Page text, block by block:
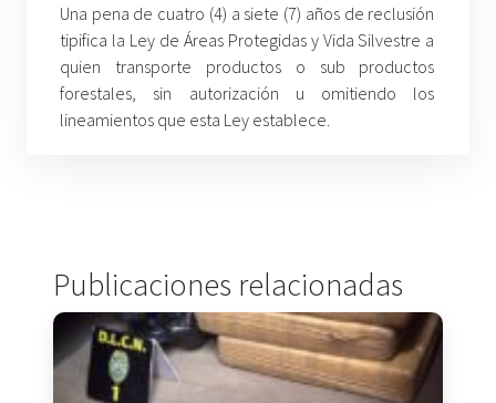
Una pena de cuatro (4) a siete (7) años de reclusión
tipifica la Ley de Áreas Protegidas y Vida Silvestre a
quien transporte productos o sub productos
forestales, sin autorización u omitiendo los
lineamientos que esta Ley establece.
Publicaciones relacionadas